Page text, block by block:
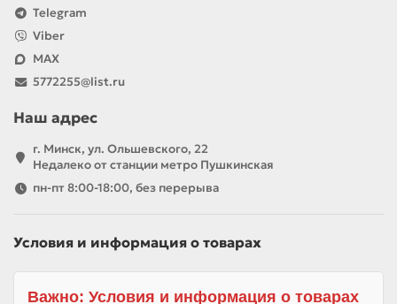
Telegram
Viber
MAX
5772255@list.ru
Наш адрес
г. Минск, ул. Ольшевского, 22
Недалеко от станции метро Пушкинская
пн-пт 8:00-18:00, без перерыва
Условия и информация о товарах
Важно: Условия и информация о товарах